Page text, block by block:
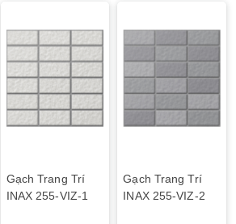
Gạch Trang Trí
INAX 255-VIZ-1
Gạch Trang Trí
INAX 255-VIZ-2